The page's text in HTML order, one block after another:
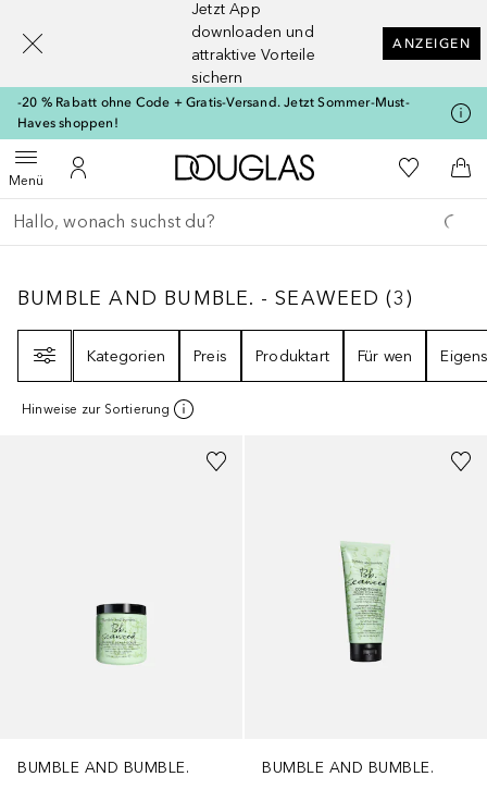
Jetzt App
downloaden und
attraktive Vorteile
sichern
ANZEIGEN
-20 % Rabatt ohne Code + Gratis-Versand. Jetzt Sommer-Must-
Haves shoppen!
MenüMenü öffnenZu Meinem Kundenkonto
Zur Douglas Startseite
Zu Meiner
Gehe zurück
Suche ausführen
BUMBLE AND BUMBLE. - SEAWEED3
BUMBLE AND BUMBLE. - SEAWEED (3)
Kategorien
Preis Produktart Für wen
Hinweise zur Sortierung
BUMBLE AND BUMBLE.
BUMBLE AND BUMBLE.
[navigation.slideout.screenreader]